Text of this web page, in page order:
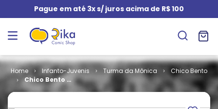
Pague em até 3x s/ juros acima de R$ 100
Infanto-Juvenis Turma da Mônica
Chico Bento
Chico Bento #
210